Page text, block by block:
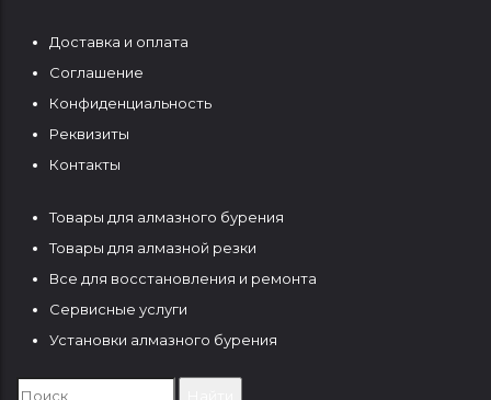
ФУТЕРДоставка и оплата
Соглашение
Конфиденциальность
Реквизиты
Контакты
ФУТЕРТовары для алмазного бурения
Товары для алмазной резки
Все для восстановления и ремонта
Сервисные услуги
Установки алмазного бурения
Search